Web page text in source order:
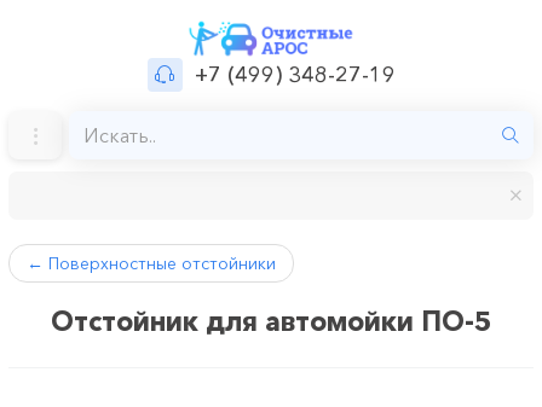
+7 (499) 348-27-19
← Поверхностные отстойники
Отстойник для автомойки ПО-5